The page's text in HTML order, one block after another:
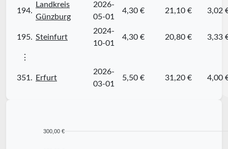
194.
Landkreis
Günzburg
2026-
05-01
4,30 € 21,10 € 3,02
195. Steinfurt
2024-
10-01
4,30 € 20,80 € 3,33
⋮
351. Erfurt
2026-
03-01
5,50 € 31,20 € 4,00
300,00 €